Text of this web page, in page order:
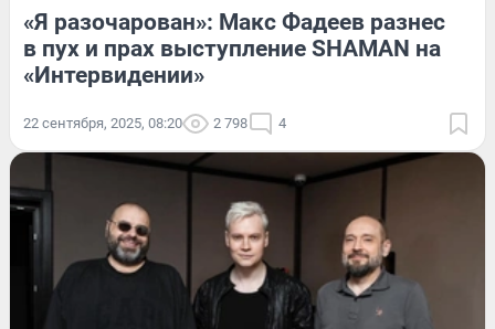
«Я разочарован»: Макс Фадеев разнес
в пух и прах выступление SHAMAN на
«Интервидении»
22 сентября, 2025, 08:20 2 798 4